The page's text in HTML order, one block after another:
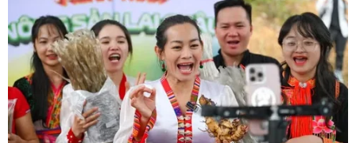
Nợ các loại bảo hiểm trong 10 tháng lên
tới hơn 14.200 tỷ đồng
16/11/2016 03:10
Tính đến hết 31/10, tổng số nợ tiền bảo hiểm xã hội, bảo
hiểm thất nghiệp, bảo hiểm y tế của các tỉnh, thành phố
là 14.237 tỷ đồng, chiếm 6,5% kế hoạch thu, tăng 0,2%